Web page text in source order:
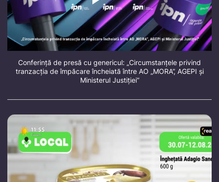
Conferință de presă cu genericul: „Circumstanțele privind
tranzacția de împăcare încheiată între AO „MORA”, AGEPI și
Ministerul Justiției”